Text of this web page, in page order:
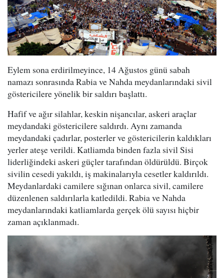
Eylem sona erdirilmeyince, 14 Ağustos günü sabah
namazı sonrasında Rabia ve Nahda meydanlarındaki sivil
göstericilere yönelik bir saldırı başlattı.
Hafif ve ağır silahlar, keskin nişancılar, askeri araçlar
meydandaki göstericilere saldırdı. Aynı zamanda
meydandaki çadırlar, posterler ve göstericilerin kaldıkları
yerler ateşe verildi. Katliamda binden fazla sivil Sisi
liderliğindeki askeri güçler tarafından öldürüldü. Birçok
sivilin cesedi yakıldı, iş makinalarıyla cesetler kaldırıldı.
Meydanlardaki camilere sığınan onlarca sivil, camilere
düzenlenen saldırılarla katledildi. Rabia ve Nahda
meydanlarındaki katliamlarda gerçek ölü sayısı hiçbir
zaman açıklanmadı.